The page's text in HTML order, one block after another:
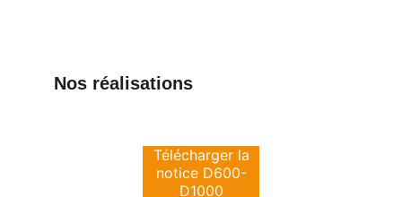
Télécharger la
notice D600-
D1000
Nos réalisations